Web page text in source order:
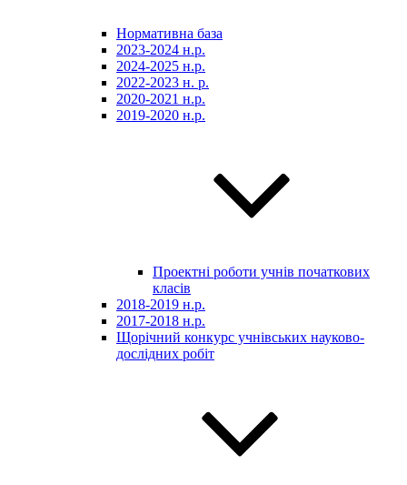
Нормативна база
2023-2024 н.р.
2024-2025 н.р.
2022-2023 н. р.
2020-2021 н.р.
2019-2020 н.р.
Проектні роботи учнів початкових
класів
2018-2019 н.р.
2017-2018 н.р.
Щорічний конкурс учнівських науково-
дослідних робіт